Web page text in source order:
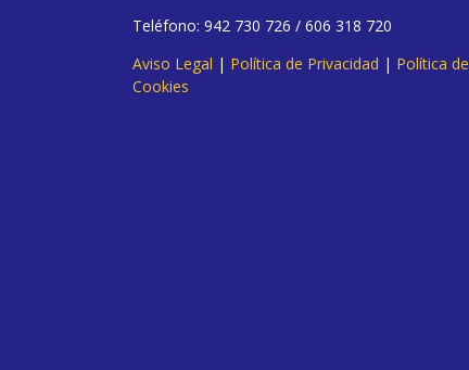
Teléfono: 942 730 726 / 606 318 720
Aviso Legal | Política de Privacidad | Política de
Cookies